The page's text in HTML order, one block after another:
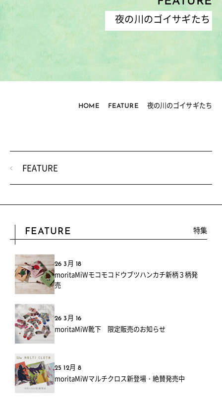
夜の川のゴイサギたち
HOME FEATURE 夜の川のゴイサギたち
FEATURE
FEATURE 特集
26 3月 18
moritaMiWモコモコドウブツハンカチ新柄３柄発
売
26 3月 16
moritaMiW靴下 限定販売のお知らせ
25 12月 8
moritaMiWマルチクロス新登場・絶賛発売中